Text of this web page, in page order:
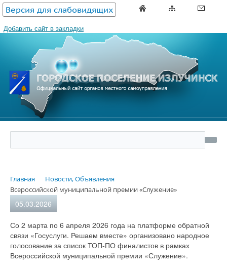
Версия для слабовидящих
Добавить сайт в закладки
Главная
Новости, Объявления
Всероссийской муниципальной премии «Служение»
05.03.2026
Со 2 марта по 6 апреля 2026 года на платформе обратной
связи «Госуслуги. Решаем вместе» организовано народное
голосование за список ТОП-ПО финалистов в рамках
Всероссийской муниципальной премии «Служение».